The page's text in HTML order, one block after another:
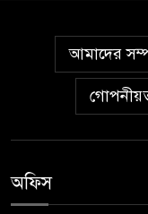
আমাদের
অফিস